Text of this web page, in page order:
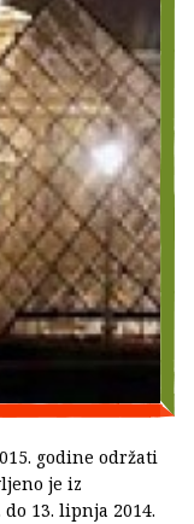
godine održati
je iz
13. lipnja 2014.